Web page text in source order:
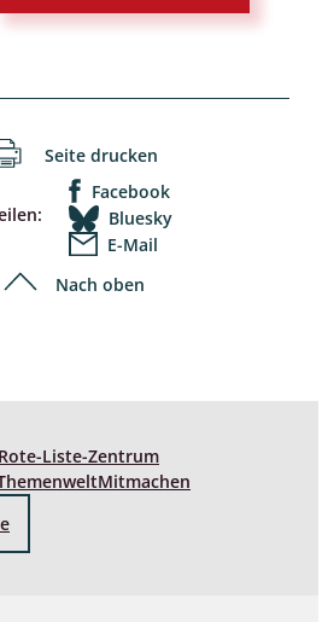
Seite drucken
Facebook
Bluesky
E-Mail
Nach oben
Liste-Zentrum
Mitmachen